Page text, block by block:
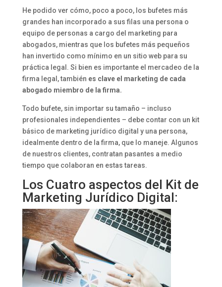
He podido ver cómo, poco a poco, los bufetes más
grandes han incorporado a sus filas una persona o
equipo de personas a cargo del marketing para
abogados, mientras que los bufetes más pequeños
han invertido como mínimo en un sitio web para su
práctica legal. Si bien es importante el mercadeo de la
firma legal, también es clave el marketing de cada
abogado miembro de la firma.
Todo bufete, sin importar su tamaño – incluso
profesionales independientes – debe contar con un kit
básico de marketing jurídico digital y una persona,
idealmente dentro de la firma, que lo maneje. Algunos
de nuestros clientes, contratan pasantes a medio
tiempo que colaboran en estas tareas.
Los Cuatro aspectos del Kit de
Marketing Jurídico Digital: